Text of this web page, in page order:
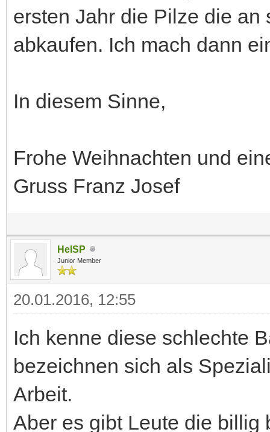
ersten Jahr die Pilze die
abkaufen. Ich mach dann
In diesem Sinne,
Frohe Weihnachten und
Gruss Franz Josef
HelSP
Junior Member
20.01.2016, 12:55
Ich kenne diese schlechte
bezeichnen sich als
Arbeit.
Aber es gibt Leute die billig